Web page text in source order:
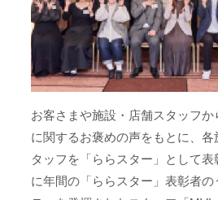
お客さまや施設・店舗スタッフか
に関するお褒めの声をもとに、各
タッフを「ららスター」として
に年間の「ららスター」表彰者の